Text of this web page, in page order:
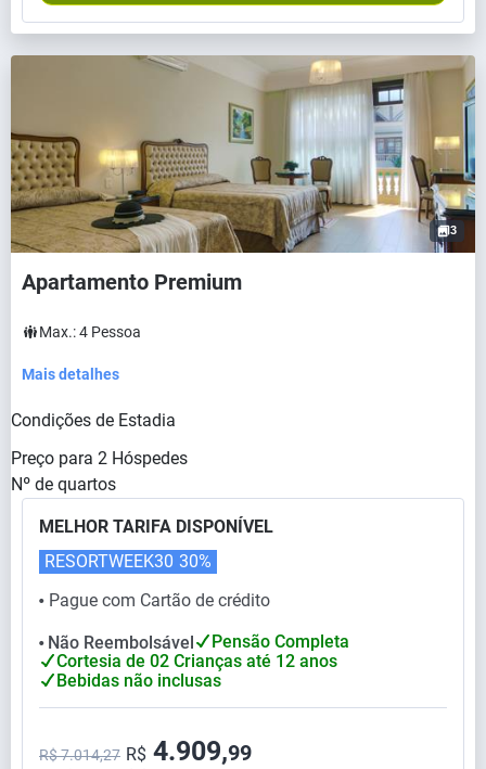
3
Apartamento Premium
Max.:4 Pessoa
Mais detalhes
Condições de Estadia
Preço para 2 Hóspedes
Nº de quartos
MELHOR TARIFA DISPONÍVEL
⬤ Pague com Cartão de crédito
RESORTWEEK30 30%
⬤ Não Reembolsável
Pensão Completa
Cortesia de 02 Crianças até 12 anos
Bebidas não inclusas
R$ 7.014,27 R$ 4.909,99